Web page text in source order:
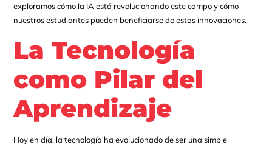
exploramos cómo la IA está revolucionando este campo y cómo
nuestros estudiantes pueden beneficiarse de estas innovaciones.
La Tecnología
como Pilar del
Aprendizaje
Hoy en día, la tecnología ha evolucionado de ser una simple